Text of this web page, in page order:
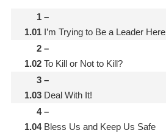
1
1.01
–
I’m Trying to Be a Leader Here
2
1.02
–
To Kill or Not to Kill?
3
1.03
–
Deal With It!
4
1.04
–
Bless Us and Keep Us Safe